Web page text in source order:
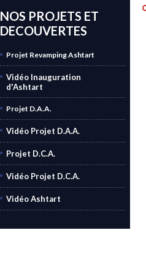
NOS PROJETS ET
DECOUVERTES
Projet Revamping Ashtart
Vidéo Inauguration
d'Ashtart
Projet D.A.A.
Vidéo Projet D.A.A.
Projet D.C.A.
Vidéo Projet D.C.A.
Vidéo Ashtart